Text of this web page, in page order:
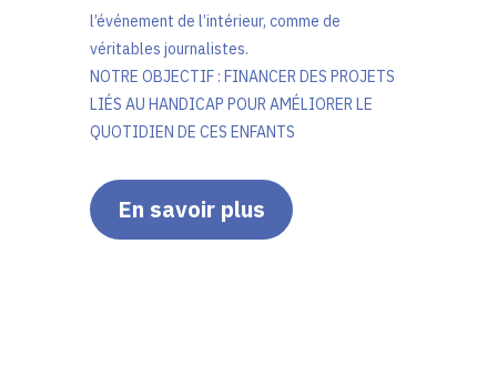
l’événement de l’intérieur, comme de
véritables journalistes.
NOTRE OBJECTIF : FINANCER DES PROJETS
LIÉS AU HANDICAP POUR AMÉLIORER LE
QUOTIDIEN DE CES ENFANTS
En savoir plus